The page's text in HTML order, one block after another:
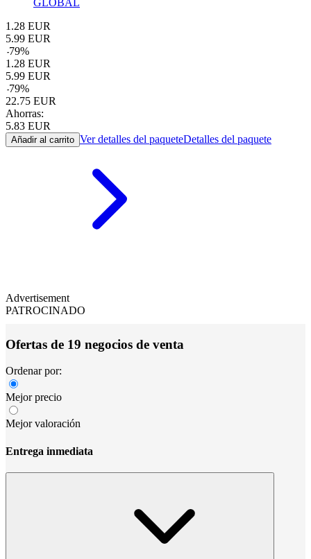
GLOBAL
1.28 EUR
5.99 EUR
-79%
1.28 EUR
5.99 EUR
-79%
22.75 EUR
Ahorras:
5.83 EUR
Añadir al carrito Ver detalles del paqueteDetalles del paquete
Advertisement
PATROCINADO
Ofertas de 19 negocios de venta
Ordenar por:
Mejor precio
Mejor valoración
Entrega inmediata